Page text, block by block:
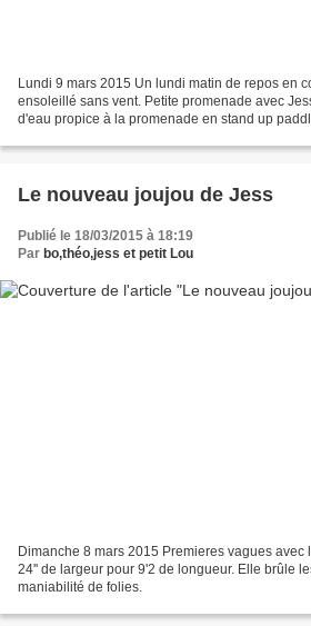
Lundi 9 mars 2015 Un lundi matin de repos en
ensoleillé sans vent. Petite promenade avec
d'eau propice à la promenade en stand up
Le nouveau joujou de Jess
Publié le 18/03/2015 à 18:19
Par bo,théo,jess et petit Lou
Dimanche 8 mars 2015 Premieres vagues avec
24'' de largeur pour 9'2 de longueur. Elle brûle
maniabilité de folies.